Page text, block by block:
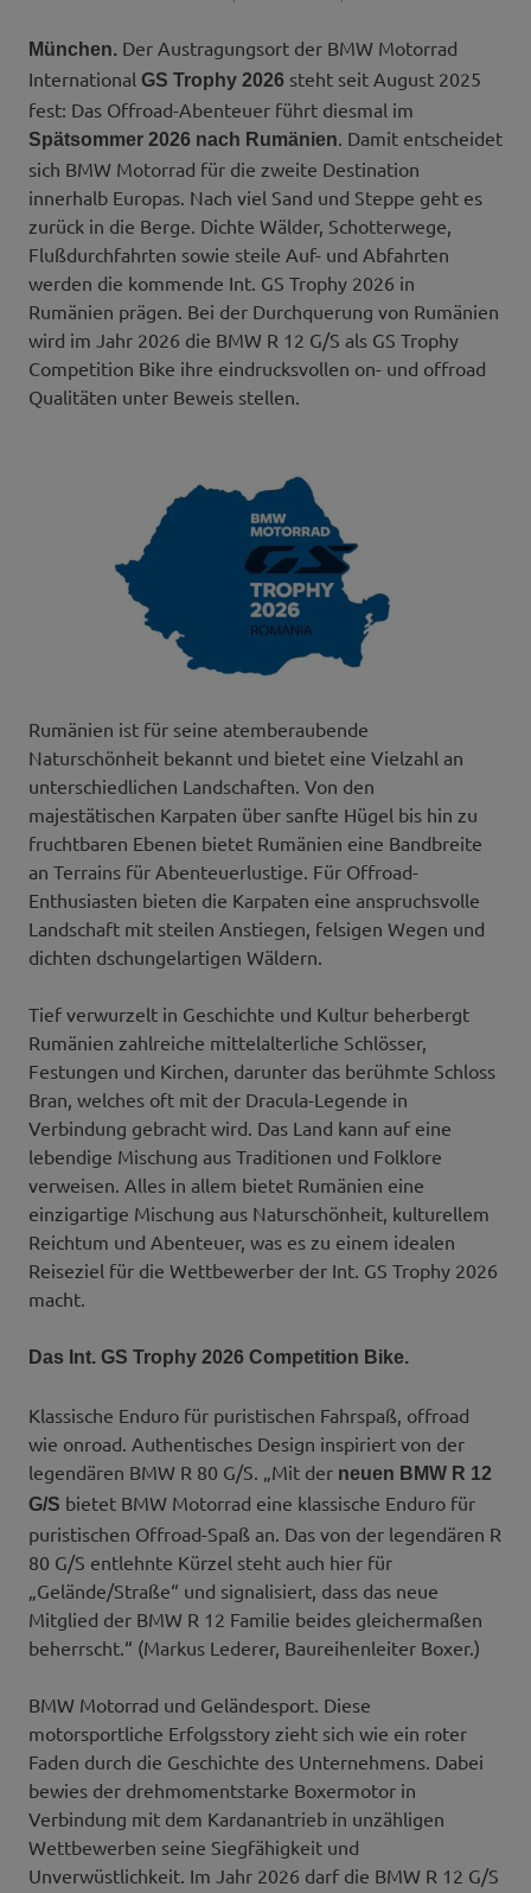
München. Der Austragungsort der BMW Motorrad
International GS Trophy 2026 steht seit August 2025
fest: Das Offroad-Abenteuer führt diesmal im
Spätsommer 2026 nach Rumänien . Damit entscheidet
sich BMW Motorrad für die zweite Destination
innerhalb Europas. Nach viel Sand und Steppe geht es
zurück in die Berge. Dichte Wälder, Schotterwege,
Flußdurchfahrten sowie steile Auf- und Abfahrten
werden die kommende Int. GS Trophy 2026 in
Rumänien prägen. Bei der Durchquerung von Rumänien
wird im Jahr 2026 die BMW R 12 G/S als GS Trophy
Competition Bike ihre eindrucksvollen on- und offroad
Qualitäten unter Beweis stellen.
Rumänien ist für seine atemberaubende
Naturschönheit bekannt und bietet eine Vielzahl an
unterschiedlichen Landschaften. Von den
majestätischen Karpaten über sanfte Hügel bis hin zu
fruchtbaren Ebenen bietet Rumänien eine Bandbreite
an Terrains für Abenteuerlustige. Für Offroad-
Enthusiasten bieten die Karpaten eine anspruchsvolle
Landschaft mit steilen Anstiegen, felsigen Wegen und
dichten dschungelartigen Wäldern.
Tief verwurzelt in Geschichte und Kultur beherbergt
Rumänien zahlreiche mittelalterliche Schlösser,
Festungen und Kirchen, darunter das berühmte Schloss
Bran, welches oft mit der Dracula-Legende in
Verbindung gebracht wird. Das Land kann auf eine
lebendige Mischung aus Traditionen und Folklore
verweisen. Alles in allem bietet Rumänien eine
einzigartige Mischung aus Naturschönheit, kulturellem
Reichtum und Abenteuer, was es zu einem idealen
Reiseziel für die Wettbewerber der Int. GS Trophy 2026
macht.
Das Int. GS Trophy 2026 Competition Bike.
Klassische Enduro für puristischen Fahrspaß, offroad
wie onroad. Authentisches Design inspiriert von der
legendären BMW R 80 G/S. „Mit der neuen BMW R 12
G/S bietet BMW Motorrad eine klassische Enduro für
puristischen Offroad-Spaß an. Das von der legendären R
80 G/S entlehnte Kürzel steht auch hier für
„Gelände/Straße“ und signalisiert, dass das neue
Mitglied der BMW R 12 Familie beides gleichermaßen
beherrscht.“ (Markus Lederer, Baureihenleiter Boxer.)
BMW Motorrad und Geländesport. Diese
motorsportliche Erfolgsstory zieht sich wie ein roter
Faden durch die Geschichte des Unternehmens. Dabei
bewies der drehmomentstarke Boxermotor in
Verbindung mit dem Kardanantrieb in unzähligen
Wettbewerben seine Siegfähigkeit und
Unverwüstlichkeit. Im Jahr 2026 darf die BMW R 12 G/S